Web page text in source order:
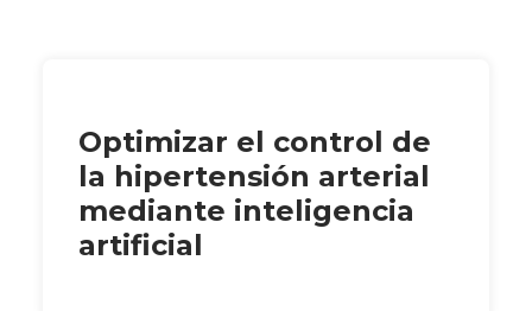
Optimizar el control de
la hipertensión arterial
mediante inteligencia
artificial